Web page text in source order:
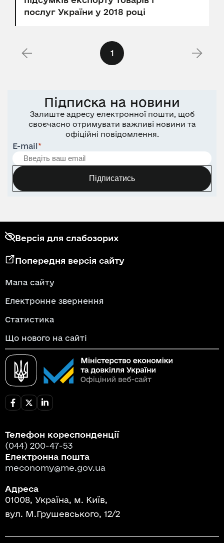
послуг України у 2018 році
1
Підписка на новини
Залиште адресу електронної пошти, щоб
своєчасно отримувати важливі новини та
офіційні повідомлення.
E-mail*
Підписатись
Версія для слабозорих
Попередня версія сайту
Мапа сайту
Електронне звернення
Статистика
Що нового на сайті
Телефон кореспонденції
(044) 200-47-53
Електронна пошта
meconomy@me.gov.ua
Адреса
01008, Україна, м. Київ,
вул. М.Грушевського, 12/2